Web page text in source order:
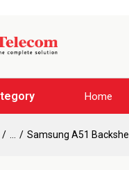
Home
Samsung A51 Backshell